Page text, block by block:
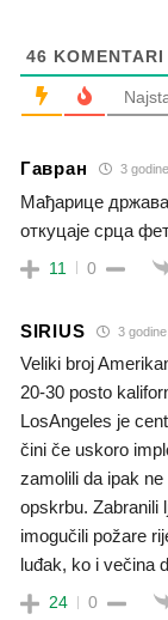
46 KOMENTARI
Гавран 3
Мађарице
откуцаје срца
11 0
SIRIUS 3
Veliki broj
20-30 posto
LosAngeles je
čini če uskoro
zamolili da ipak
opskrbu. Zabranili
imogučili požare
luđak, ko i večina
24 0